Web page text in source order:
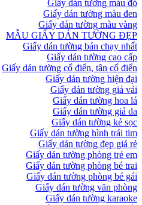
Giấy dán tường màu đỏ
Giấy dán tường màu đen
Giấy dán tường màu vàng
MẪU GIẤY DÁN TƯỜNG ĐẸP
Giấy dán tường bán chạy nhất
Giấy dán tường cao cấp
Giấy dán tường cổ điển, tân cổ điển
Giấy dán tường hiện đại
Giấy dán tường giả vải
Giấy dán tường hoa lá
Giấy dán tường giả da
Giấy dán tường kẻ sọc
Giấy dán tường hình trái tim
Giấy dán tường đẹp giá rẻ
Giấy dán tường phòng trẻ em
Giấy dán tường phòng bé trai
Giấy dán tường phòng bé gái
Giấy dán tường văn phòng
Giấy dán tường karaoke